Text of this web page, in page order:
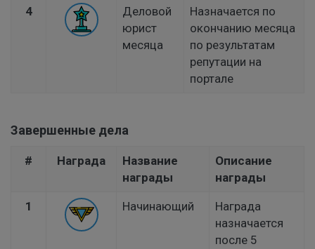
4
Деловой
юрист
месяца
Назначается по
окончанию месяца
по результатам
репутации на
портале
Завершенные дела
# Награда
Название
награды
Описание
награды
1 Начинающий
Награда
назначается
после 5